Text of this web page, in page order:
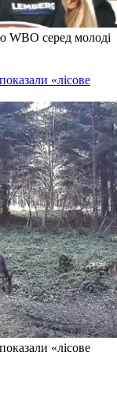
WBO серед молоді
«лісове
«лісове